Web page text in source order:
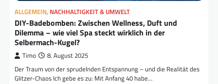
ALLGEMEIN, NACHHALTIGKEIT & UMWELT
DIY-Badebomben: Zwischen Wellness, Duft und
Dilemma – wie viel Spa steckt wirklich in der
Selbermach-Kugel?
Timo 8. August 2025
Der Traum von der sprudelnden Entspannung – und die Realität des
Glitzer-Chaos Ich gebe es zu: Mit Anfang 40 habe…